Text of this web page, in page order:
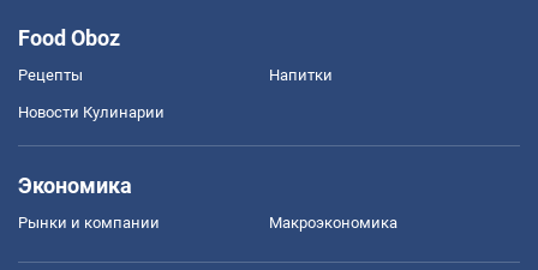
Food Oboz
Рецепты Напитки
Новости Кулинарии
Экономика
Рынки и компании Mакроэкономика